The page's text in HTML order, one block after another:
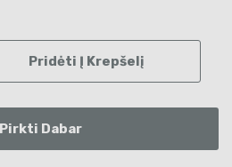
Pridėti Į Krepšelį
Pirkti Dabar